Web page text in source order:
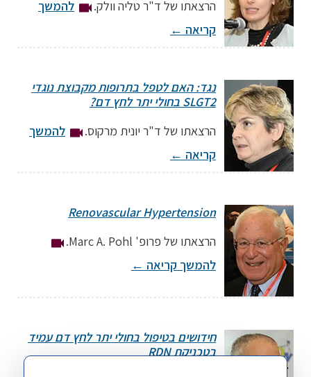
הרצאתו של ד"ר טליה וולק.
להמשך
קריאה ←
מנהלת מחלקה פנימית ד', מרכז רפואי שערי צדק ירושלים
נגד: האם לטפל בתרופות מקבוצת נוגדי
SLGT2 בחולי יתר לחץ דם?
הרצאתו של ד"ר יונית מרקוס.
להמשך
קריאה ←
אחראית מרפאת יתר לחץ דם, המכון לאנדוקרינולוגיה מטבוליזים ויתר לחץ
דם, מרכז רפואי תל-אביב
Renovascular Hypertension
הרצאתו של פרופ' Marc A. Pohl.
להמשך קריאה ←
Cleveland Clinic
חידושים בטיפול בחולי יתר לחץ דם עמיד
בטכניקת RDN